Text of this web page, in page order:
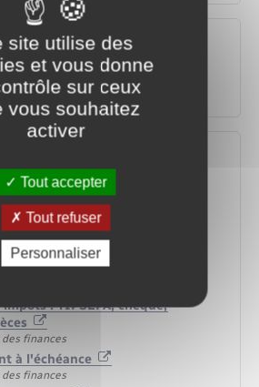
Consommation
finances
des particuliers
des finances
– Impôts locaux 2023
: TIPSEPA, chèque,
finances
à l'échéance
finances
site utilise des
et vous donne
sur ceux
vous souhaitez
activer
Tout accepter
Tout refuser
Personnaliser